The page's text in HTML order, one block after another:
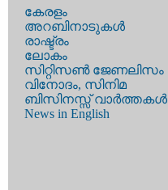
കേരളം
അറബിനാടുകള്‍
രാഷ്ട്രം
ലോകം
സിറ്റിസണ്‍ ജേണലിസം
വിനോദം, സിനിമ
ബിസിനസ്സ് വാര്‍ത്തകള്‍
News in English